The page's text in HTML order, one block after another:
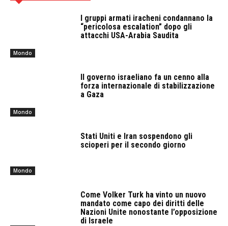
Mondo
I gruppi armati iracheni condannano la
“pericolosa escalation” dopo gli
attacchi USA-Arabia Saudita
Mondo
Il governo israeliano fa un cenno alla
forza internazionale di stabilizzazione
a Gaza
Mondo
Stati Uniti e Iran sospendono gli
scioperi per il secondo giorno
Come Volker Turk ha vinto un nuovo
mandato come capo dei diritti delle
Nazioni Unite nonostante l’opposizione
di Israele